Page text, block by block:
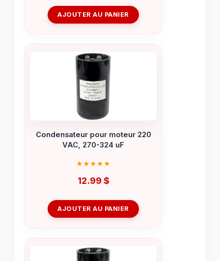
AJOUTER AU PANIER
Condensateur pour moteur 220
VAC, 270-324 uF
12.99 $
AJOUTER AU PANIER